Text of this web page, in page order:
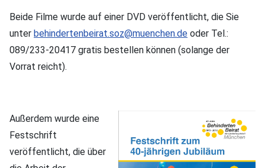
Beide Filme wurde auf einer DVD veröffentlicht, die Sie
unter behindertenbeirat.soz@muenchen.de oder Tel.:
089/233-20417 gratis bestellen können (solange der
Vorrat reicht).
Außerdem wurde eine
Festschrift
veröffentlicht, die über